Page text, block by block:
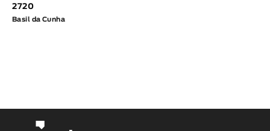
2720
Basil da Cunha